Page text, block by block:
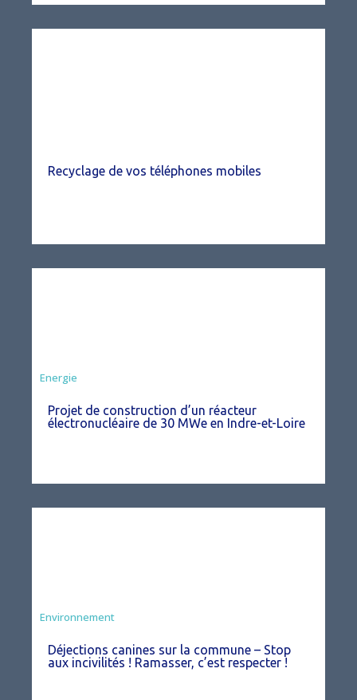
Recyclage de vos téléphones mobiles
Energie
Projet de construction d’un réacteur
électronucléaire de 30 MWe en Indre-et-Loire
Environnement
Déjections canines sur la commune – Stop
aux incivilités ! Ramasser, c’est respecter !